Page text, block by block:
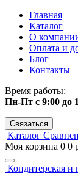
Главная
Каталог
О
Оплата и
Блог
Контакты
Время работы:
Пн-Пт с 9:00 до
Связаться
Каталог
Моя корзина 0 0
Кондитерская и